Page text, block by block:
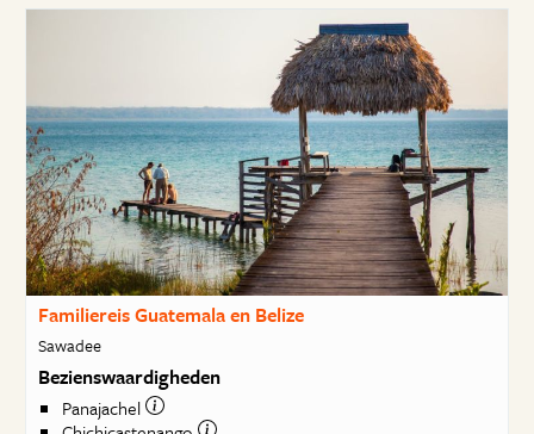
Familiereis Guatemala en Belize
Sawadee
Bezienswaardigheden
Panajachel